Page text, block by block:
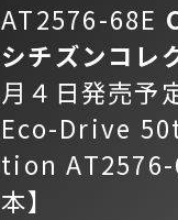
AT2576-68E
シチズンコレ
月４日発売予
Eco-Drive
tion AT2576-
本】